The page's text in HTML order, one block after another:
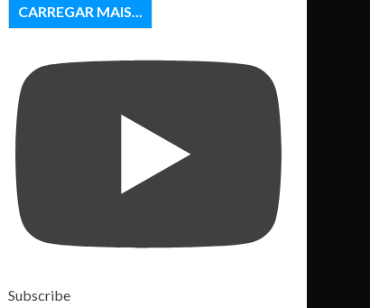
CARREGAR MAIS...
Subscribe